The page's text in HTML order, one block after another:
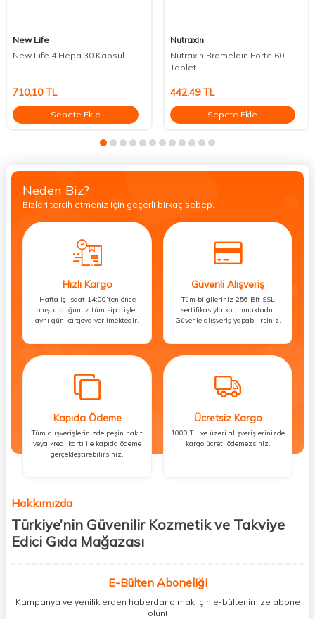
New Life
New Life 4 Hepa 30 Kapsül
710,10TL
Sepete Ekle
Nutraxin
Nutraxin Bromelain Forte 60
Tablet
442,49TL
Sepete Ekle
Neden Biz?
Bizleri tercih etmeniz için geçerli birkaç sebep.
Hızlı Kargo
Hafta içi saat 14:00’ten önce
oluşturduğunuz tüm siparişler
aynı gün kargoya verilmektedir.
Güvenli Alışveriş
Tüm bilgileriniz 256 Bit SSL
sertifikasıyla korunmaktadır.
Güvenle alışveriş yapabilirsiniz.
Kapıda Ödeme
Tüm alışverişlerinizde peşin nakit
veya kredi kartı ile kapıda ödeme
gerçekleştirebilirsiniz.
Ücretsiz Kargo
1000 TL ve üzeri alışverişlerinizde
kargo ücreti ödemezsiniz.
Hakkımızda
Türkiye’nin Güvenilir Kozmetik ve Takviye
Edici Gıda Mağazası
kişisel bakım hem de takviye edici gıda ürünlerini sizlerle
buluşturuyoruz. Artık mağaza mağaza dolaşmanıza gerek yok;
ihtiyacınız olan her şeyi tek bir çatı altında topluyor ve kapınıza kadar
E-Bülten Aboneliği
Kampanya ve yeniliklerden haberdar olmak için e-bültenimize abone
olun!